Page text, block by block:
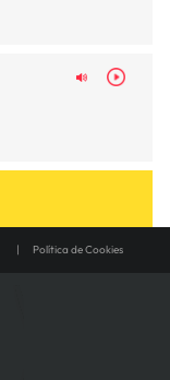
Política de Cookies